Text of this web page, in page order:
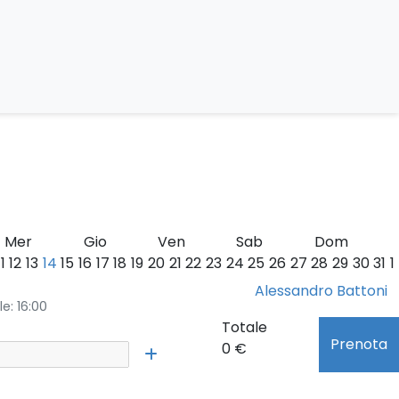
Mer Gio Ven Sab
Dom
12 13 14 15 16 17 18 19 20 21 22 23 24 25 26 27 28 29 30 31 1
16:00
Alessandro Battoni
Totale
0 €
Prenota